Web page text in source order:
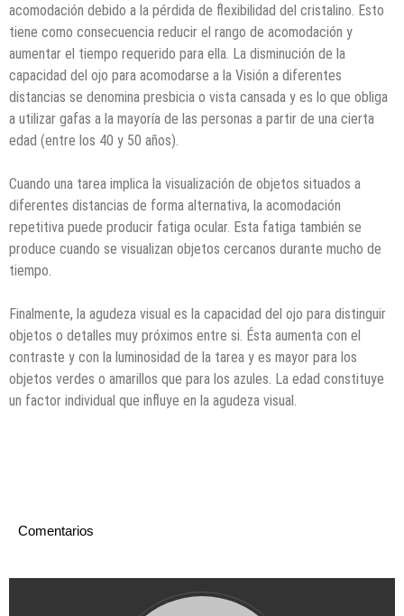
acomodación debido a la pérdida de flexibilidad del cristalino. Esto
tiene como consecuencia reducir el rango de acomodación y
aumentar el tiempo requerido para ella. La disminución de la
capacidad del ojo para acomodarse a la Visión a diferentes
distancias se denomina presbicia o vista cansada y es lo que obliga
a utilizar gafas a la mayoría de las personas a partir de una cierta
edad (entre los 40 y 50 años).
Cuando una tarea implica la visualización de objetos situados a
diferentes distancias de forma alternativa, la acomodación
repetitiva puede producir fatiga ocular. Esta fatiga también se
produce cuando se visualizan objetos cercanos durante mucho de
tiempo.
Finalmente, la agudeza visual es la capacidad del ojo para distinguir
objetos o detalles muy próximos entre si. Ésta aumenta con el
contraste y con la luminosidad de la tarea y es mayor para los
objetos verdes o amarillos que para los azules. La edad constituye
un factor individual que influye en la agudeza visual.
Comentarios